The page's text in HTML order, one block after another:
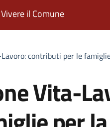
Vivere il Comune
contributi per le
Vita-